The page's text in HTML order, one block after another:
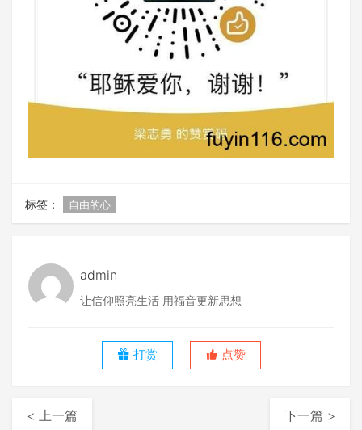
标签： 自由的心
admin
让信仰照亮生活 用福音更新思想
打赏 点赞
< 上一篇 下一篇 >